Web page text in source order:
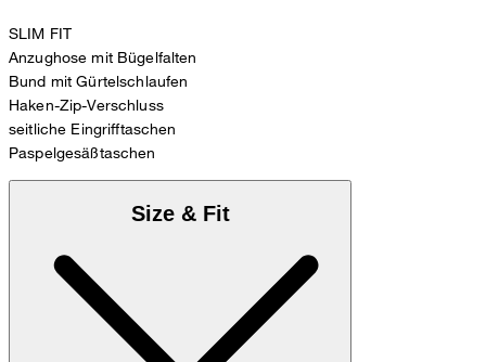
SLIM FIT
Anzughose mit Bügelfalten
Bund mit Gürtelschlaufen
Haken-Zip-Verschluss
seitliche Eingrifftaschen
Paspelgesäßtaschen
Size & Fit